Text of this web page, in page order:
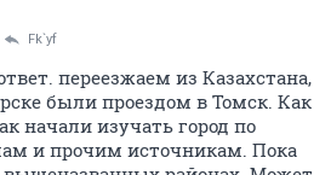
Fk`yf
переезжаем из Казахстана,
были проездом в Томск. Как
начали изучать город по
и прочим источникам. Пока